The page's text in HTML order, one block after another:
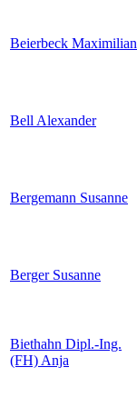
Beierbeck Maximilian
Bell Alexander
Bergemann Susanne
Berger Susanne
Biethahn Dipl.-Ing.
(FH) Anja